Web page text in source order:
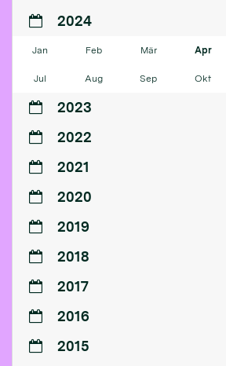
2024
Jan Feb Mär Apr
Jul Aug Sep Okt
2023
2022
2021
2020
2019
2018
2017
2016
2015